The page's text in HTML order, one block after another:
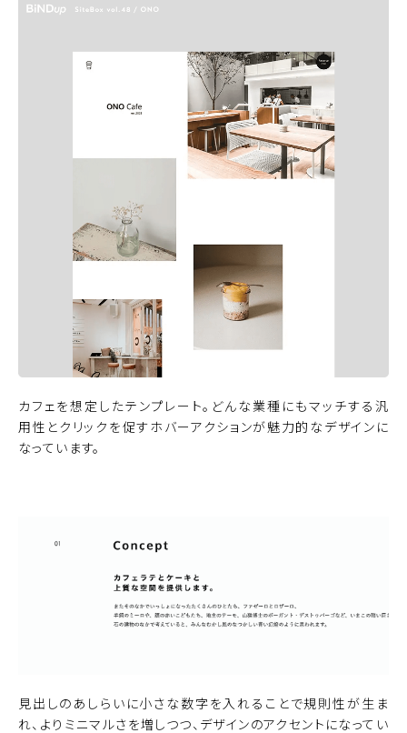
カフェを想定したテンプレート。どんな業種にもマッチする汎
用性とクリックを促すホバーアクションが魅力的なデザインに
なっています。
見出しのあしらいに小さな数字を入れることで規則性が生ま
れ、よりミニマルさを増しつつ、デザインのアクセントになってい